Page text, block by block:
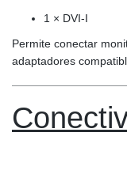
1 × DVI-I
Permite conectar
adaptadores